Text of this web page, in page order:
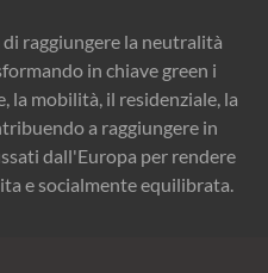
raggiungere la neutralità
in chiave green i
mobilità, il residenziale, la
a raggiungere in
dall'Europa per rendere
e socialmente equilibrata.